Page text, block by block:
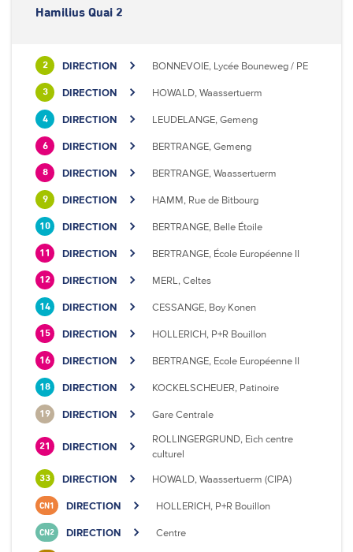
Hamilius Quai 2
2 DIRECTION BONNEVOIE, Lycée Bouneweg / PE
3 DIRECTION HOWALD, Waassertuerm
4 DIRECTION LEUDELANGE, Gemeng
6 DIRECTION BERTRANGE, Gemeng
8 DIRECTION BERTRANGE, Waassertuerm
9 DIRECTION HAMM, Rue de Bitbourg
10 DIRECTION BERTRANGE, Belle Étoile
11 DIRECTION BERTRANGE, École Européenne II
12 DIRECTION MERL, Celtes
14 DIRECTION CESSANGE, Boy Konen
15 DIRECTION HOLLERICH, P+R Bouillon
16 DIRECTION BERTRANGE, Ecole Européenne II
18 DIRECTION KOCKELSCHEUER, Patinoire
19 DIRECTION Gare Centrale
21 DIRECTION
ROLLINGERGRUND, Eich centre
culturel
33 DIRECTION HOWALD, Waassertuerm (CIPA)
CN1 DIRECTION HOLLERICH, P+R Bouillon
CN2 DIRECTION Centre